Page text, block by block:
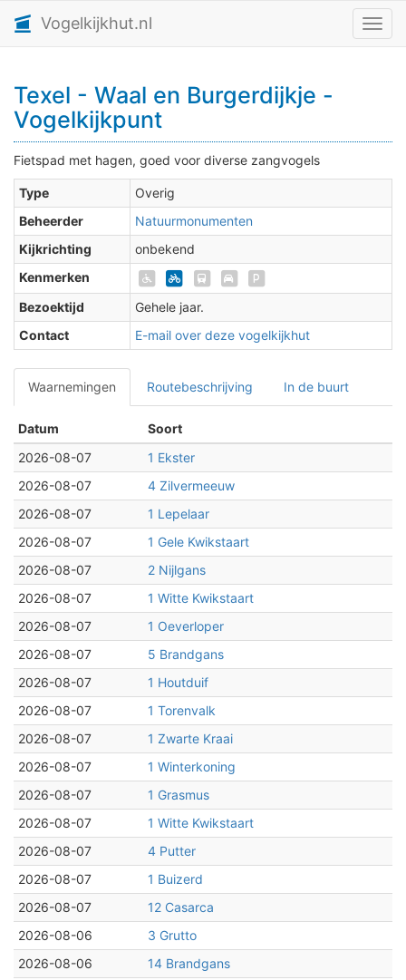
Vogelkijkhut.nl
Texel - Waal en Burgerdijkje -
Vogelkijkpunt
Fietspad met hagen, goed voor diverse zangvogels
Type
Overig
Beheerder
Natuurmonumenten
Kijkrichting
onbekend
Kenmerken
Bezoektijd
Gehele jaar.
Contact
E-mail over deze vogelkijkhut
Waarnemingen Routebeschrijving In de buurt
Datum
Soort
2026-08-07
1 Ekster
2026-08-07
4 Zilvermeeuw
2026-08-07
1 Lepelaar
2026-08-07
1 Gele Kwikstaart
2026-08-07
2 Nijlgans
2026-08-07
1 Witte Kwikstaart
2026-08-07
1 Oeverloper
2026-08-07
5 Brandgans
2026-08-07
1 Houtduif
2026-08-07
1 Torenvalk
2026-08-07
1 Zwarte Kraai
2026-08-07
1 Winterkoning
2026-08-07
1 Grasmus
2026-08-07
1 Witte Kwikstaart
2026-08-07
4 Putter
2026-08-07
1 Buizerd
2026-08-07
12 Casarca
2026-08-06
3 Grutto
2026-08-06
14 Brandgans